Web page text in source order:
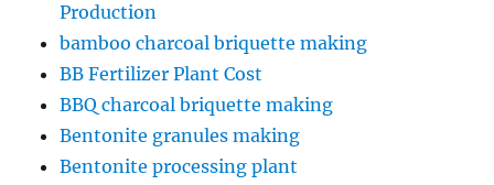
Production
bamboo charcoal briquette making
BB Fertilizer Plant Cost
BBQ charcoal briquette making
Bentonite granules making
Bentonite processing plant